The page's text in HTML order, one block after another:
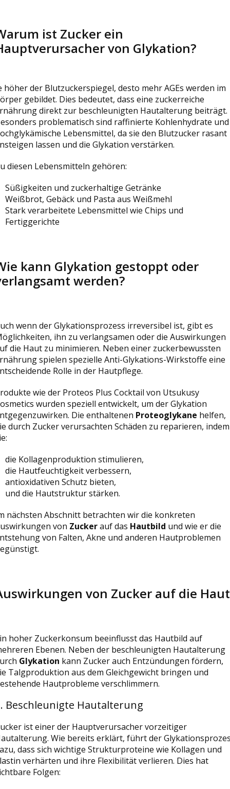
ist Zucker ein
von Glykation?
höher der Blutzuckerspiegel, desto mehr AGEs werden im
gebildet. Dies bedeutet, dass eine zuckerreiche
direkt zur beschleunigten Hautalterung beiträgt.
problematisch sind raffinierte Kohlenhydrate und
Lebensmittel, da sie den Blutzucker rasant
lassen und die Glykation verstärken.
diesen Lebensmitteln gehören:
Süßigkeiten und zuckerhaltige Getränke
Weißbrot, Gebäck und Pasta aus Weißmehl
Stark verarbeitete Lebensmittel wie Chips und
Fertiggerichte
kann Glykation gestoppt oder
werden?
wenn der Glykationsprozess irreversibel ist, gibt es
ihn zu verlangsamen oder die Auswirkungen
die Haut zu minimieren. Neben einer zuckerbewussten
spielen spezielle Anti-Glykations-Wirkstoffe eine
Rolle in der Hautpflege.
wie der Proteos Plus Cocktail von Utsukusy
wurden speziell entwickelt, um der Glykation
Die enthaltenen Proteoglykane helfen,
durch Zucker verursachten Schäden zu reparieren, indem
die Kollagenproduktion stimulieren,
die Hautfeuchtigkeit verbessern,
antioxidativen Schutz bieten,
und die Hautstruktur stärken.
nächsten Abschnitt betrachten wir die konkreten
von Zuckerauf das Hautbild und wie er die
von Falten, Akne und anderen Hautproblemen
von Zucker auf die Haut
hoher Zuckerkonsum beeinflusst das Hautbild auf
Ebenen. Neben der beschleunigten Hautalterung
Glykation kann Zucker auch Entzündungen fördern,
Talgproduktion aus dem Gleichgewicht bringen und
Hautprobleme verschlimmern.
Beschleunigte Hautalterung
ist einer der Hauptverursacher vorzeitiger
Wie bereits erklärt, führt der
dass sich wichtige Strukturproteine wie Kollagen und
verhärten und ihre Flexibilität verlieren. Dies hat
Folgen: